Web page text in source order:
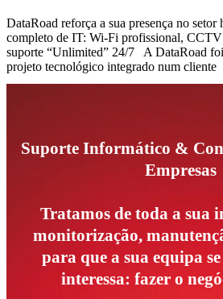
DataRoad reforça a sua presença no
completo de IT: Wi‑Fi profissional, CCTV
suporte “Unlimited” 24/7 A DataRoad
projeto tecnológico integrado num cliente
Suporte Informático &
Empresas
Tratamos de toda a
monitorização,
para que a sua equipa
interessa: fazer o